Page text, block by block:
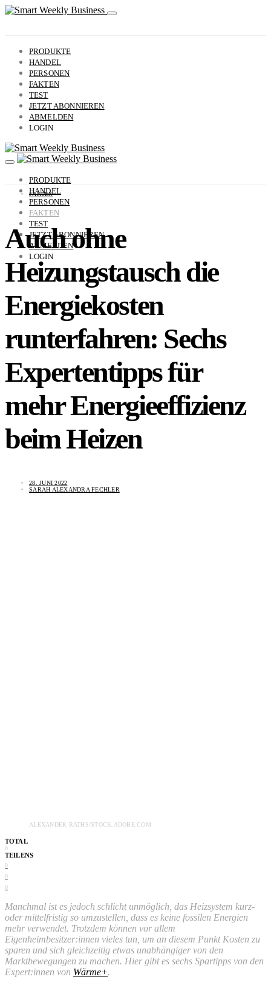
PRODUKTE
HANDEL
PERSONEN
FAKTEN
TEST
JETZT ABONNIEREN
ABMELDEN
LOGIN
PRODUKTE
HANDEL
PERSONEN
FAKTEN
TEST
JETZT ABONNIEREN
ABMELDEN
LOGIN
FAKTEN
Auch ohne
Heizungstausch die
Energiekosten
runterfahren: Sechs
Expertentipps für
mehr Energieeffizienz
beim Heizen
28. JUNI 2022
SARAH ALEXANDRA FECHLER
ALEXANDER RATHS/STOCK.ADOBE.COM
TOTAL
0
TEILENS
0
0
0
Manchmal ist es jedoch schlicht unmöglich, das Heizsystem kurz-
oder mittelfristig so umzustellen, dass es keine fossilen Energien
mehr verwendet. Trotzdem können vor allem
Eigenheimbesitzer:innen vieles tun, um an diesem Punkt Kosten zu
sparen und sich gleichzeitig etwas unabhängiger von den
Marktbewegungen zu machen. Hier gibt es sechs Spartipps von den
Expert:innen von Wärme+.